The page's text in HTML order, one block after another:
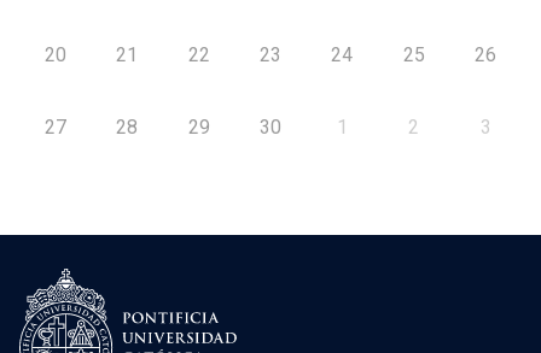
20 21 22 23 24 25 26
27 28 29 30 1 2 3